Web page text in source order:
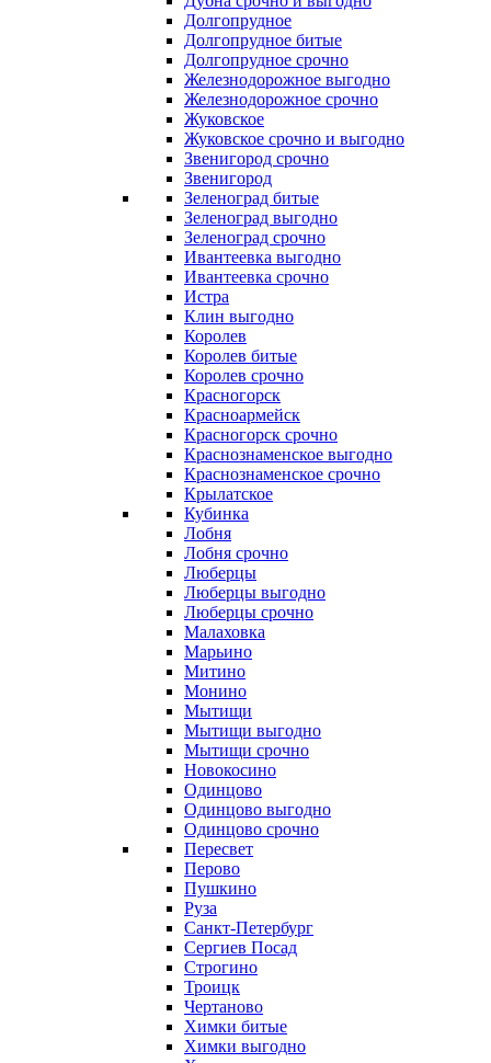
Долгопрудное
Долгопрудное битые
Долгопрудное срочно
Железнодорожное выгодно
Железнодорожное срочно
Жуковское
Жуковское срочно и выгодно
Звенигород срочно
Звенигород
Зеленоград битые
Зеленоград выгодно
Зеленоград срочно
Ивантеевка выгодно
Ивантеевка срочно
Истра
Клин выгодно
Королев
Королев битые
Королев срочно
Красногорск
Красноармейск
Красногорск срочно
Краснознаменское выгодно
Краснознаменское срочно
Крылатское
Кубинка
Лобня
Лобня срочно
Люберцы
Люберцы выгодно
Люберцы срочно
Малаховка
Марьино
Митино
Монино
Мытищи
Мытищи выгодно
Мытищи срочно
Новокосино
Одинцово
Одинцово выгодно
Одинцово срочно
Пересвет
Перово
Пушкино
Руза
Санкт-Петербург
Сергиев Посад
Строгино
Троицк
Чертаново
Химки битые
Химки выгодно